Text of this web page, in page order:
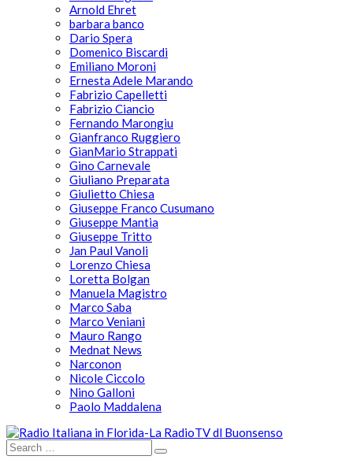
Arnold Ehret
barbara banco
Dario Spera
Domenico Biscardi
Emiliano Moroni
Ernesta Adele Marando
Fabrizio Capelletti
Fabrizio Ciancio
Fernando Marongiu
Gianfranco Ruggiero
GianMario Strappati
Gino Carnevale
Giuliano Preparata
Giulietto Chiesa
Giuseppe Franco Cusumano
Giuseppe Mantia
Giuseppe Tritto
Jan Paul Vanoli
Lorenzo Chiesa
Loretta Bolgan
Manuela Magistro
Marco Saba
Marco Veniani
Mauro Rango
Mednat News
Narconon
Nicole Ciccolo
Nino Galloni
Paolo Maddalena